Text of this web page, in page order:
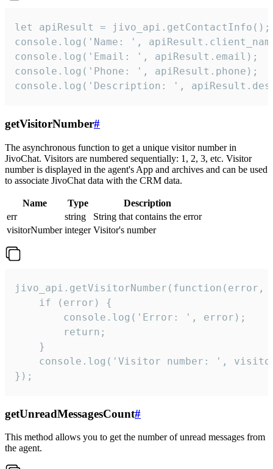
let apiResult = jivo_api.getContactInfo();
console.log('Name: ',
console.log('Email: ', apiResult.email);
console.log('Phone: ', apiResult.phone);
console.log('Description: ',
getVisitorNumber#
The asynchronous function to get a unique visitor number in
JivoChat. Visitors are numbered sequentially: 1, 2, 3, etc. Visitor
number is displayed in the agent's App and archives and can be used
to associate JivoChat data with the CRM data.
Name Type
Description
err
string
String that contains the error
visitorNumber integer Visitor's number
jivo_api.getVisitorNumber(function(error,
    if (error) {
        console.log('Error: ', error);
        return;
    }
console.log('Visitor number: ',
});
getUnreadMessagesCount#
This method allows you to get the number of unread messages from
the agent.